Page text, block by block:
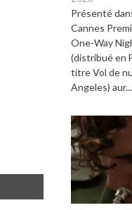
Présenté
Cannes
One-Way
(distribué en
titre Vol de
Angeles) aur...